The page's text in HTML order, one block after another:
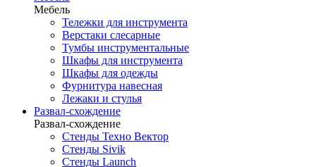
Мебель
Тележки для инструмента
Верстаки слесарные
Тумбы инструментальные
Шкафы для инструмента
Шкафы для одежды
Фурнитура навесная
Лежаки и стулья
Развал-схождение
Развал-схождение
Стенды Техно Вектор
Стенды Sivik
Стенды Launch